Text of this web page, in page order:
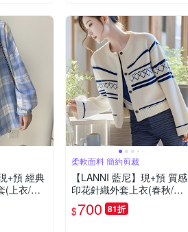
+預 經典
(上衣/女
柔軟面料 簡約剪裁
【LANNI 藍尼】現+預 質感
印花針織外套上衣(春秋/女
外套/針織衫)
$700 81折